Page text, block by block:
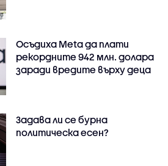
Осъдиха Meta да плати
рекордните 942 млн. долара
заради вредите върху деца
Задава ли се бурна
политическа есен?